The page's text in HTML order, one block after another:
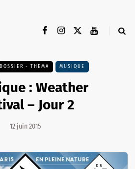
DOSSIER - THEMA MUSIQUE
: Weather
– Jour 2
12 juin 2015